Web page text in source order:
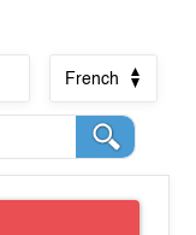
French